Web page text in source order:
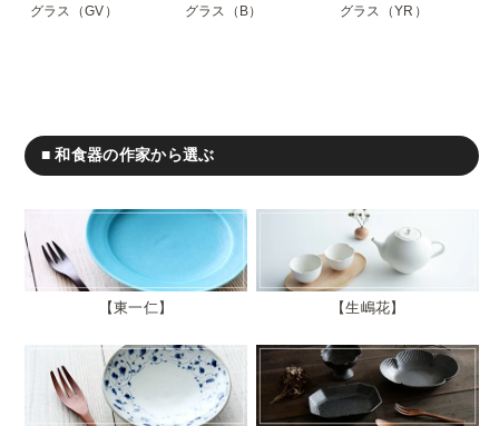
グラス（GV）
グラス（B）
グラス（YR）
■ 和食器の作家から選ぶ
東一仁 生嶋花